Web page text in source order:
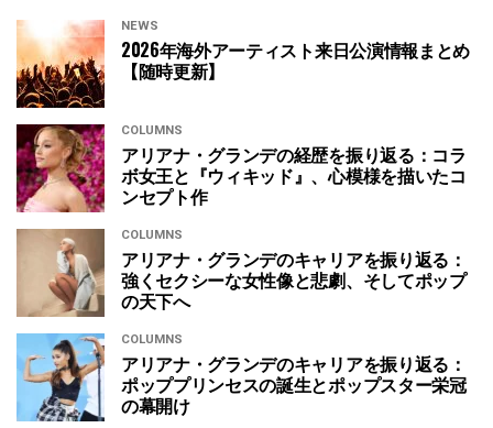
NEWS
2026年海外アーティスト来日公演情報まとめ
【随時更新】
COLUMNS
アリアナ・グランデの経歴を振り返る：コラ
ボ女王と『ウィキッド』、心模様を描いたコ
ンセプト作
COLUMNS
アリアナ・グランデのキャリアを振り返る：
強くセクシーな女性像と悲劇、そしてポップ
の天下へ
COLUMNS
アリアナ・グランデのキャリアを振り返る：
ポッププリンセスの誕生とポップスター栄冠
の幕開け